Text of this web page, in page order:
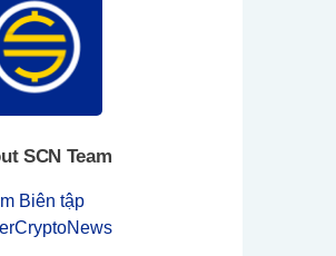
SCN Team
Biên tập